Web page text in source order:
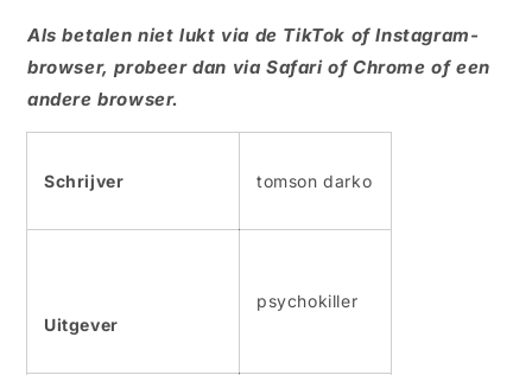
Als betalen niet lukt via de TikTok of Instagram-
browser, probeer dan via Safari of Chrome of een
andere browser.
Schrijver tomson darko
Uitgever
psychokiller